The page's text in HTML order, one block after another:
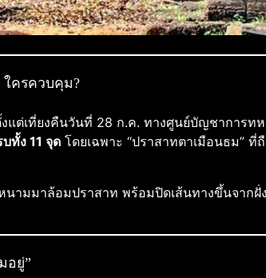
ครควบคุม?
แต่เที่ยงคืนวันที่ 28 ก.ค. ทางศูนย์บัญชาการท
ทั้ง 11 จุด โดยเฉพาะ “ปราสาทตาเมือนธม” ที่
ามมาล้อมปราสาท พร้อมปิดเส้นทางขึ้นจากฝั่
อยู่”